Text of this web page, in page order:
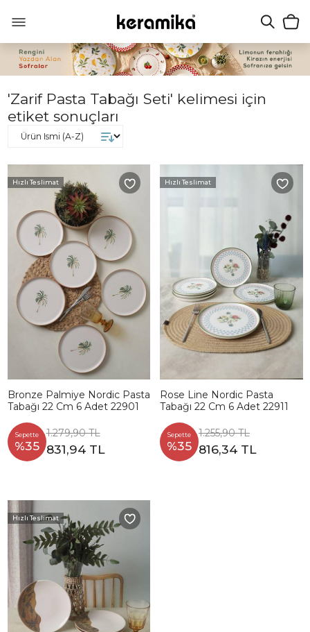
'Zarif Pasta Tabağı Seti' kelimesi için
etiket sonuçları
Hızlı Teslimat
Bronze Palmiye Nordic Pasta
Tabağı 22 Cm 6 Adet 22901
Sepette
%35
1.279,90 TL
831,94 TL
Hızlı Teslimat
Rose Line Nordic Pasta
Tabağı 22 Cm 6 Adet 22911
Sepette
%35
1.255,90 TL
816,34 TL
Hızlı Teslimat